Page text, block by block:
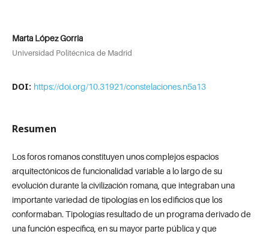
Marta López Gorria
Universidad Politécnica de Madrid
DOI: https://doi.org/10.31921/constelaciones.n5a13
Resumen
Los foros romanos constituyen unos complejos espacios
arquitectónicos de funcionalidad variable a lo largo de su
evolución durante la civilización romana, que integraban una
importante variedad de tipologías en los edificios que los
conformaban. Tipologías resultado de un programa derivado de
una función específica, en su mayor parte pública y que